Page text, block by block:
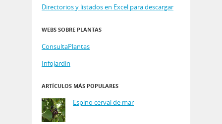
Directorios y listados en Excel para descargar
WEBS SOBRE PLANTAS
ConsultaPlantas
Infojardin
ARTÍCULOS MÁS POPULARES
Espino cerval de mar